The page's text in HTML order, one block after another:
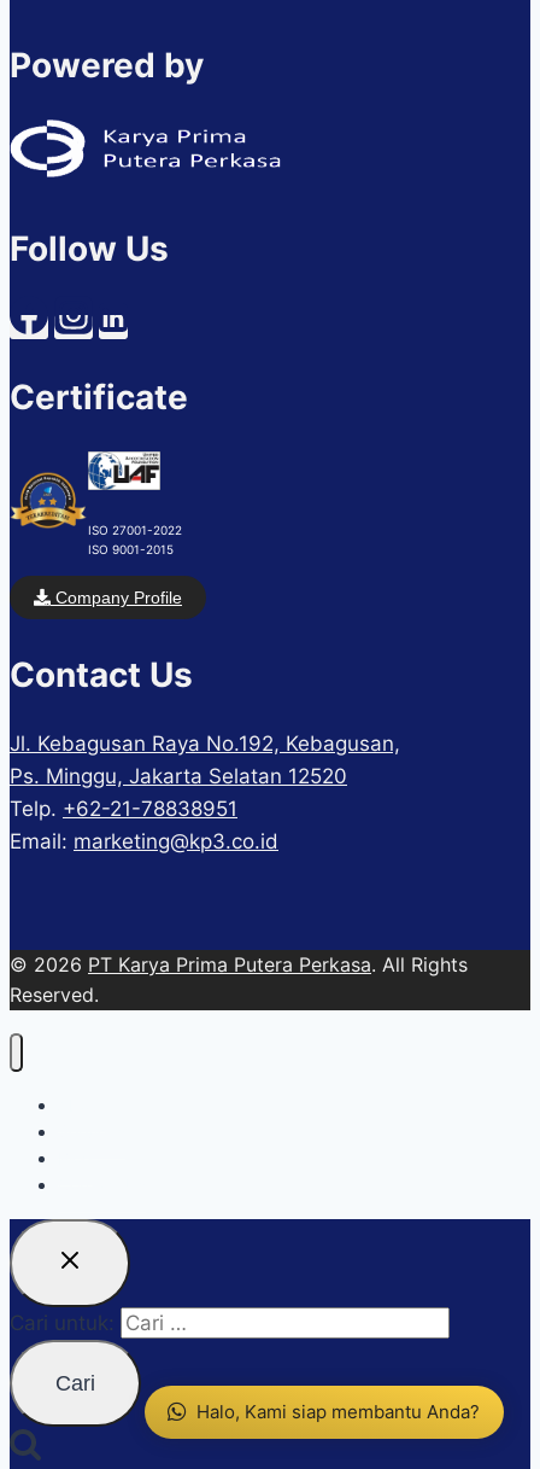
Powered by
Follow Us
Certificate
ISO 27001-2022
ISO 9001-2015
Company Profile
Contact Us
Jl. Kebagusan Raya No.192, Kebagusan,
Ps. Minggu, Jakarta Selatan 12520
Telp. +62-21-78838951
Email: marketing@kp3.co.id
© 2026 PT Karya Prima Putera Perkasa. All Rights
Reserved.
Halo, Kami siap membantu Anda?
Cari untuk: